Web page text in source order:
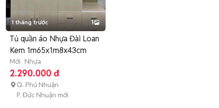
1 tháng trước 1
Tủ quần áo Nhựa Đài Loan
Kem 1m65x1m8x43cm
Mới Nhựa
2.290.000 đ
Q. Phú Nhuận
P. Đức Nhuận mới